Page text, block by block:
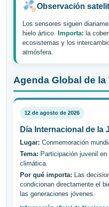
Observación
Los sensores siguen
hielo ártico. Importa: la
ecosistemas y los
atmósfera.
Agenda Global de la
12 de agosto de 2026
Día Internacional de la
Lugar: Conmemoración
Tema: Participación juvenil
climática.
Por qué importa: Las
condicionan directamente el
las generaciones jóvenes.